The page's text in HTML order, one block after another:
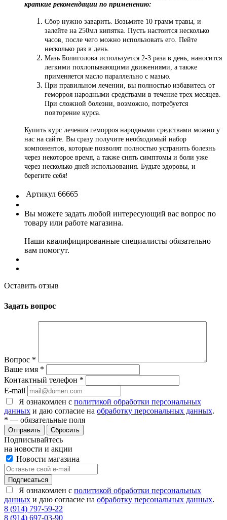
краткие рекомендации по применению:
Сбор нужно заварить. Возьмите 10 грамм травы, и
залейте на 250мл кипятка. Пусть настоится несколько
часов, после чего можно использовать его. Пейте
несколько раз в день.
Мазь Болиголова используется 2-3 раза в день, наносится
легкими похлопывающими движениями, а также
применяется масло параллельно с мазью.
При правильном лечении, вы полностью избавитесь от
геморроя народными средствами в течение трех месяцев.
При сложной болезни, возможно, потребуется
повторение курса.
Купить курс лечения геморроя народными средствами можно у
нас на сайте. Вы сразу получите необходимый набор
компонентов, которые позволят полностью устранить болезнь
через некоторое время, а также снять симптомы и боли уже
через несколько дней использования. Будьте здоровы, и
берегите себя!
Артикул 66665
Вы можете задать любой интересующий вас вопрос по
товару или работе магазина.
Наши квалифицированные специалисты обязательно
вам помогут.
Оставить отзыв
Задать вопрос
Вопрос *
Ваше имя *
Контактный телефон *
E-mail
Я ознакомлен с политикой обработки персональных
данных и даю согласие на обработку персональных данных.
* — обязательные поля
Сбросить
Подписывайтесь
на новости и акции
Новости магазина
Я ознакомлен с политикой обработки персональных
данных и даю согласие на обработку персональных данных.
8 (914) 797-59-22
8 (914) 697-03-90